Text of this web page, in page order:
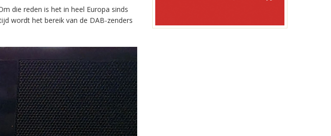
die reden is het in heel Europa sinds
wordt het bereik van de DAB-zenders